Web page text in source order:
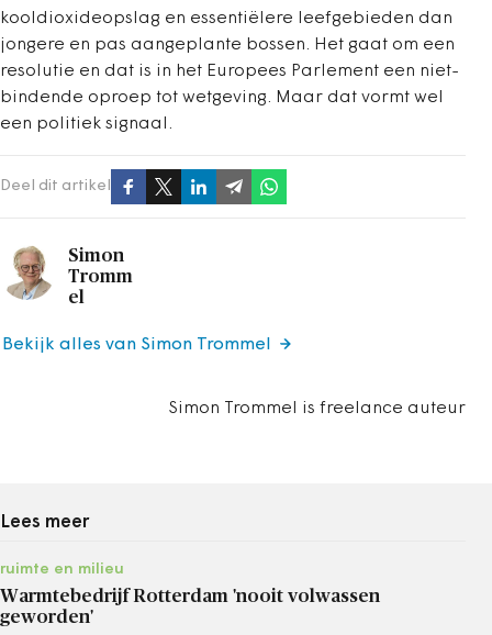
kooldioxideopslag en essentiëlere leefgebieden dan
jongere en pas aangeplante bossen. Het gaat om een
resolutie en dat is in het Europees Parlement een niet-
bindende oproep tot wetgeving. Maar dat vormt wel
een politiek signaal.
Deel dit artikel
Simon
Tromm
el
Simon Trommel is freelance auteur
Bekijk alles van Simon Trommel
Lees meer
ruimte en milieu
Warmtebedrijf Rotterdam 'nooit volwassen
geworden'